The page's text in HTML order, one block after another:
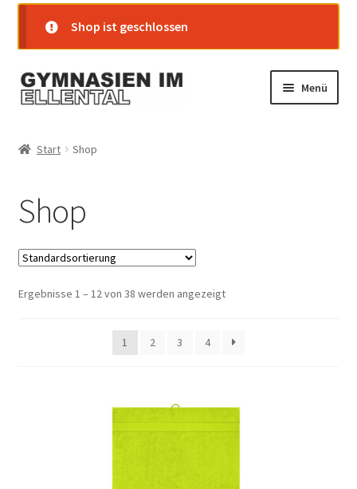
Shop ist geschlossen
Zur
Navigation
Zum
Inhalt
Menü
Warenkorb
Kasse
Mein Konto
Start Shop
Shop
Ergebnisse 1 – 12 von 38 werden angezeigt
1 2 3 4